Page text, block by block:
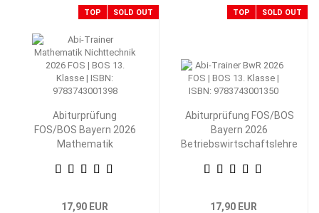
TOP SOLD OUT
Abiturprüfung
FOS/BOS Bayern 2026
Mathematik
Klasse
17,90 EUR
TOP SOLD OUT
Abiturprüfung FOS/BOS
Bayern 2026
Betriebswirtschaftslehre
Klasse
17,90 EUR